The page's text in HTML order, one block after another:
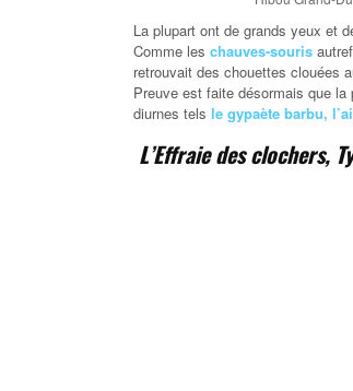
La plupart ont de grands yeux et
Comme les chauves-souris
retrouvait des chouettes clouées
Preuve est faite désormais que
diurnes tels le gypaète barbu,
L’Effraie des clochers,